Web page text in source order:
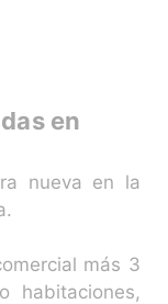
en
nueva en la
más 3
habitaciones,